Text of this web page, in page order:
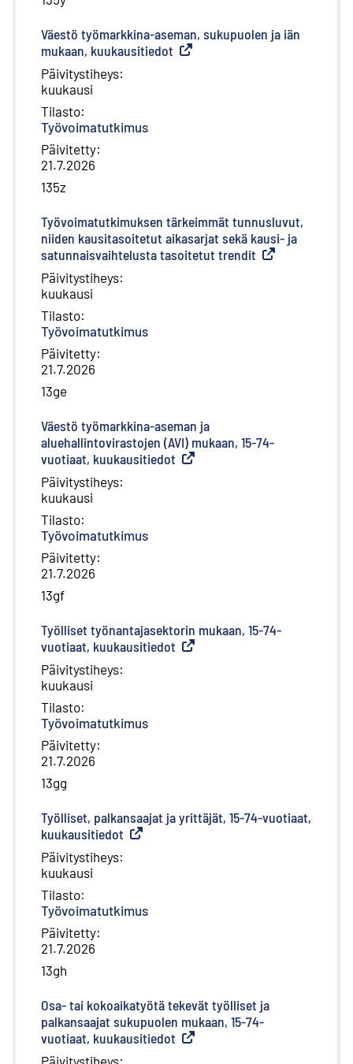
Väestö työmarkkina-aseman, sukupuolen ja iän
mukaan, kuukausitiedot Ulkoinen linkki
Päivitystiheys:
kuukausi
Tilasto:
Työvoimatutkimus
Päivitetty:
21.7.2026
135z
Työvoimatutkimuksen tärkeimmät tunnusluvut,
niiden kausitasoitetut aikasarjat sekä kausi- ja
satunnaisvaihtelusta tasoitetut trendit Ulkoinen linkki
Päivitystiheys:
kuukausi
Tilasto:
Työvoimatutkimus
Päivitetty:
21.7.2026
13ge
Väestö työmarkkina-aseman ja
aluehallintovirastojen (AVI) mukaan, 15-74-
vuotiaat, kuukausitiedot Ulkoinen linkki
Päivitystiheys:
kuukausi
Tilasto:
Työvoimatutkimus
Päivitetty:
21.7.2026
13gf
Työlliset työnantajasektorin mukaan, 15-74-
vuotiaat, kuukausitiedot Ulkoinen linkki
Päivitystiheys:
kuukausi
Tilasto:
Työvoimatutkimus
Päivitetty:
21.7.2026
13gg
Työlliset, palkansaajat ja yrittäjät, 15-74-vuotiaat,
kuukausitiedot Ulkoinen linkki
Päivitystiheys:
kuukausi
Tilasto:
Työvoimatutkimus
Päivitetty:
21.7.2026
13gh
Osa- tai kokoaikatyötä tekevät työlliset ja
palkansaajat sukupuolen mukaan, 15-74-
vuotiaat, kuukausitiedot Ulkoinen linkki
Päivitystiheys: